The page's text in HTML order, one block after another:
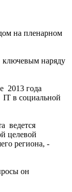
на пленарном
ключевым наряду
2013 года
в социальной
ведется
целевой
региона, -
он